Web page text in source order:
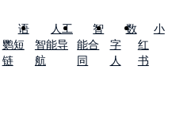
语
鹦短
链
人工
智能导
航
智
能合
同
数
字
人
小
红
书